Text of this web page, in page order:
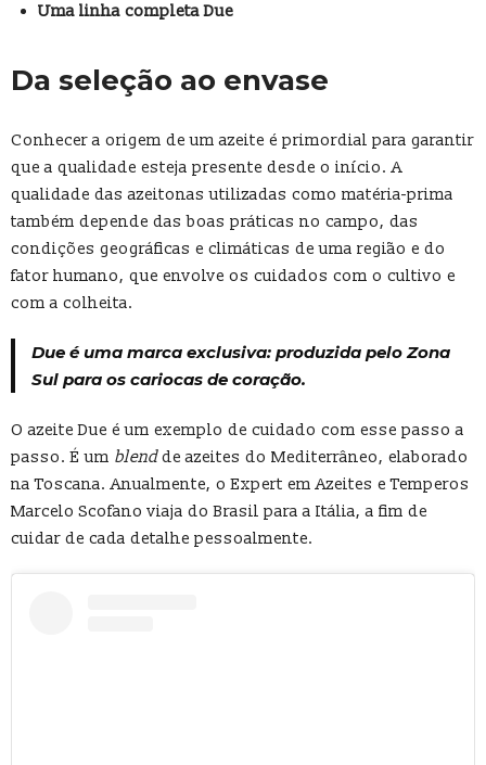
Uma linha completa Due
Da seleção ao envase
Conhecer a origem de um azeite é primordial para garantir
que a qualidade esteja presente desde o início. A
qualidade das azeitonas utilizadas como matéria-prima
também depende das boas práticas no campo, das
condições geográficas e climáticas de uma região e do
fator humano, que envolve os cuidados com o cultivo e
com a colheita.
Due é uma marca exclusiva: produzida pelo Zona
Sul para os cariocas de coração.
O azeite Due é um exemplo de cuidado com esse passo a
passo. É um blendde azeites do Mediterrâneo, elaborado
na Toscana. Anualmente, o Expert em Azeites e Temperos
Marcelo Scofano viaja do Brasil para a Itália, a fim de
cuidar de cada detalhe pessoalmente.